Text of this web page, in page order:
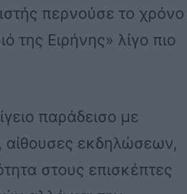
περνούσε το χρόνο
της Ειρήνης» λίγο πιο
παράδεισο με
αίθουσες εκδηλώσεων,
στους επισκέπτες